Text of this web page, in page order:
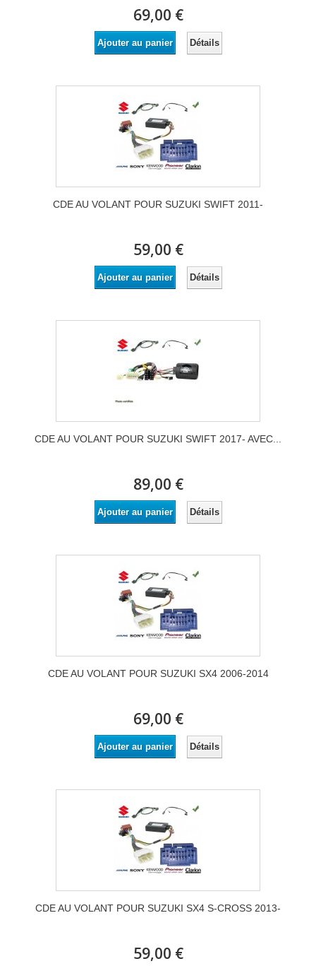
69,00 €
Ajouter au panier Détails
CDE AU VOLANT POUR SUZUKI SWIFT 2011-
59,00 €
Ajouter au panier Détails
CDE AU VOLANT POUR SUZUKI SWIFT 2017- AVEC...
89,00 €
Ajouter au panier Détails
CDE AU VOLANT POUR SUZUKI SX4 2006-2014
69,00 €
Ajouter au panier Détails
CDE AU VOLANT POUR SUZUKI SX4 S-CROSS 2013-
59,00 €